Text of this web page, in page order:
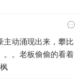
主动涌现出来，攀比
。。老板偷偷的看着